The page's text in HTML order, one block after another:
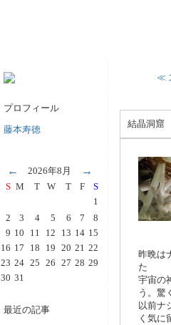
プロフィール
藤本寿徳
← 2026年8月 →
S M T W T F
S
1
2
3 4 5 6 7
8
9 10 11 12 13 14 15
16 17 18 19 20 21 22
23 24 25 26 27 28 29
30 31
最近の記事
≪
結晶洞窟
昨晩は
た
宇宙の
う。驚
以前ナ
く気に